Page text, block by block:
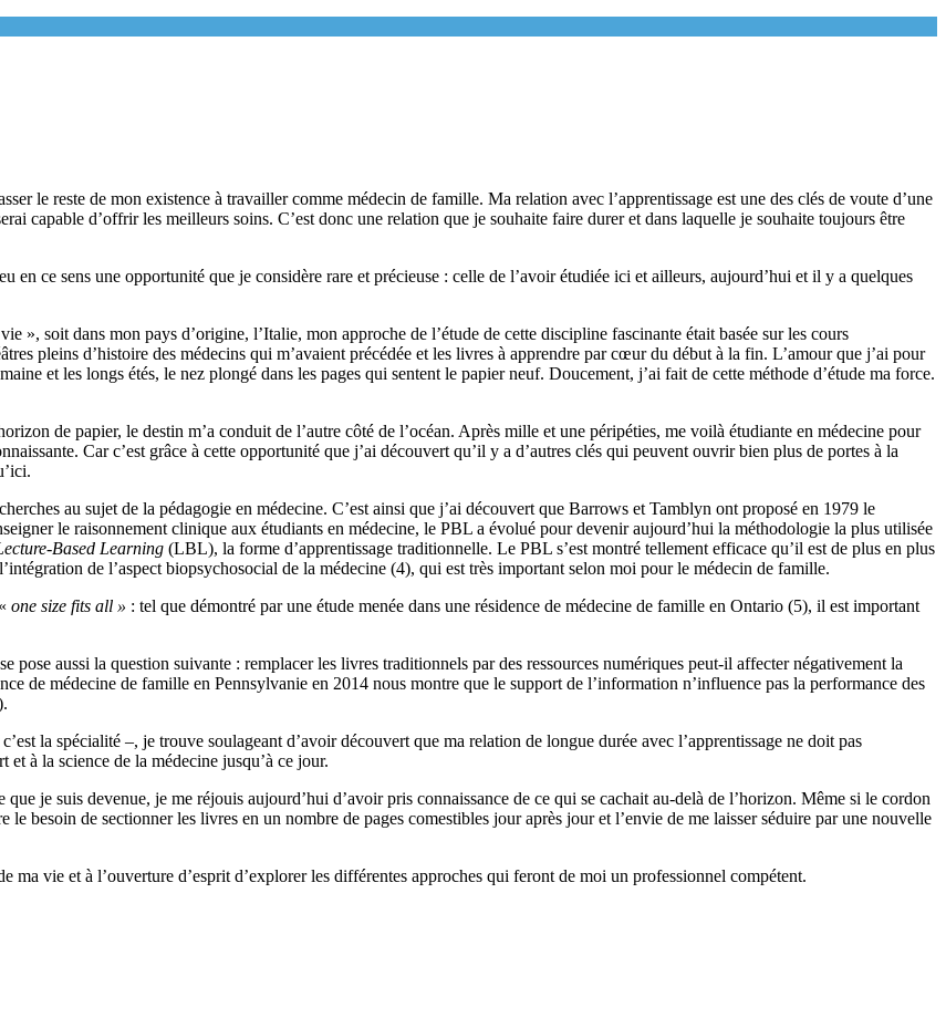
le reste de mon existence à travailler comme médecin de famille. Ma relation avec l’apprentissage est une des clés de voute d’une
capable d’offrir les meilleurs soins. C’est donc une relation que je souhaite faire durer et dans laquelle je souhaite toujours être
en ce sens une opportunité que je considère rare et précieuse : celle de l’avoir étudiée ici et ailleurs, aujourd’hui et il y a quelques
», soit dans mon pays d’origine, l’Italie, mon approche de l’étude de cette discipline fascinante était basée sur les cours
pleins d’histoire des médecins qui m’avaient précédée et les livres à apprendre par cœur du début à la fin. L’amour que j’ai pour
et les longs étés, le nez plongé dans les pages qui sentent le papier neuf. Doucement, j’ai fait de cette méthode d’étude ma force.
de papier, le destin m’a conduit de l’autre côté de l’océan. Après mille et une péripéties, me voilà étudiante en médecine pour
Car c’est grâce à cette opportunité que j’ai découvert qu’il y a d’autres clés qui peuvent ouvrir bien plus de portes à la
au sujet de la pédagogie en médecine. C’est ainsi que j’ai découvert que Barrows et Tamblyn ont proposé en 1979 le
le raisonnement clinique aux étudiants en médecine, le PBL a évolué pour devenir aujourd’hui la méthodologie la plus utilisée
Based Learning (LBL), la forme d’apprentissage traditionnelle. Le PBL s’est montré tellement efficace qu’il est de plus en plus
de l’aspect biopsychosocial de la médecine (4), qui est très important selon moi pour le médecin de famille.
one size fits all » : tel que démontré par une étude menée dans une résidence de médecine de famille en Ontario (5), il est important
pose aussi la question suivante : remplacer les livres traditionnels par des ressources numériques peut-il affecter négativement la
de médecine de famille en Pennsylvanie en 2014 nous montre que le support de l’information n’influence pas la performance des
la spécialité –, je trouve soulageant d’avoir découvert que ma relation de longue durée avec l’apprentissage ne doit pas
à la science de la médecine jusqu’à ce jour.
je suis devenue, je me réjouis aujourd’hui d’avoir pris connaissance de ce qui se cachait au-delà de l’horizon. Même si le cordon
besoin de sectionner les livres en un nombre de pages comestibles jour après jour et l’envie de me laisser séduire par une nouvelle
vie et à l’ouverture d’esprit d’explorer les différentes approches qui feront de moi un professionnel compétent.